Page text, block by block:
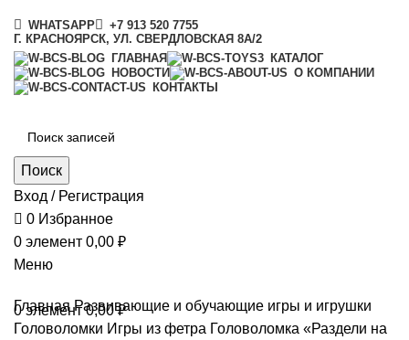
WHATSAPP
+7 913 520 7755
Г. КРАСНОЯРСК, УЛ. СВЕРДЛОВСКАЯ 8А/2
ГЛАВНАЯ
КАТАЛОГ
НОВОСТИ
О КОМПАНИИ
КОНТАКТЫ
Поиск
Вход / Регистрация
0 Избранное
0 элемент 0,00 ₽
Меню
0элемент 0,00₽
ГлавнаяРазвивающие и обучающие игры и игрушки
Головоломки Игры из фетра Головоломка «Раздели на